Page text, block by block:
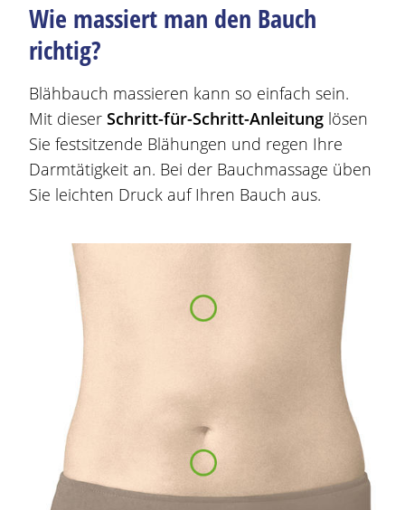
Wie massiert man den Bauch
richtig?
Blähbauch massieren kann so einfach sein.
Mit dieser Schritt-für-Schritt-Anleitung lösen
Sie festsitzende Blähungen und regen Ihre
Darmtätigkeit an. Bei der Bauchmassage üben
Sie leichten Druck auf Ihren Bauch aus.